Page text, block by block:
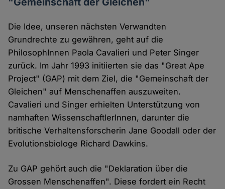
Die Idee, unseren nächsten Verwandten
Grundrechte zu gewähren, geht auf die
PhilosophInnen Paola Cavalieri und Peter Singer
zurück. Im Jahr 1993 initiierten sie das "Great Ape
Project" (GAP) mit dem Ziel, die "Gemeinschaft der
Gleichen" auf Menschenaffen auszuweiten.
Cavalieri und Singer erhielten Unterstützung von
namhaften WissenschaftlerInnen, darunter die
britische Verhaltensforscherin Jane Goodall oder der
Evolutionsbiologe Richard Dawkins.
Zu GAP gehört auch die "Deklaration über die
Grossen Menschenaffen". Diese fordert ein Recht